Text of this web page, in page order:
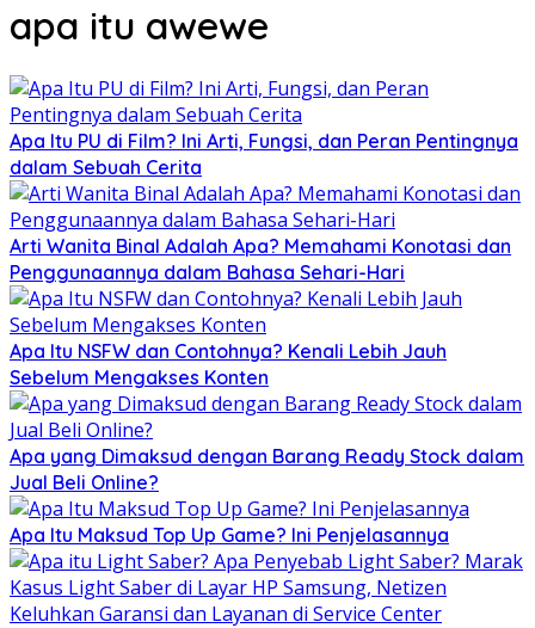
apa itu awewe
Apa Itu PU di Film? Ini Arti, Fungsi, dan Peran Pentingnya
dalam Sebuah Cerita
Arti Wanita Binal Adalah Apa? Memahami Konotasi dan
Penggunaannya dalam Bahasa Sehari-Hari
Apa Itu NSFW dan Contohnya? Kenali Lebih Jauh
Sebelum Mengakses Konten
Apa yang Dimaksud dengan Barang Ready Stock dalam
Jual Beli Online?
Apa Itu Maksud Top Up Game? Ini Penjelasannya